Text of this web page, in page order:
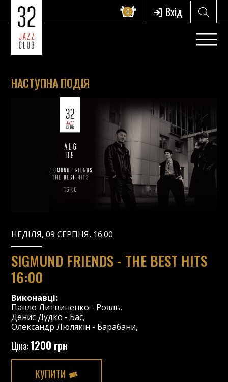
0 Вхід
НАСТУПНА ПОДІЯ
НЕДІЛЯ, 09 СЕРПНЯ, 16:00
SIGMUND FRIENDS - THE BEST HITS
16:00
Виконавці:
Павло Литвиненко - Рояль,
Денис Дудко - Бас,
Олександр Люлякін - Барабани,
Ціна:1200 грн
КУПИТИ